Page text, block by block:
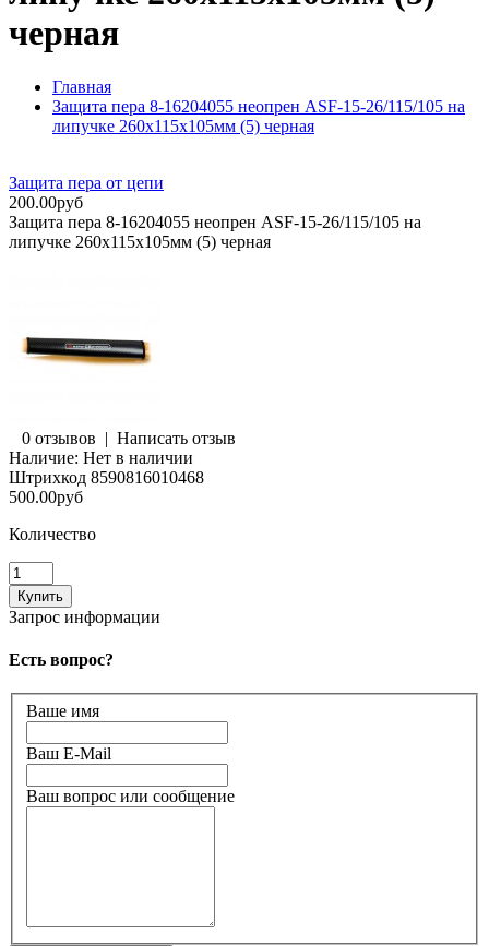
черная
Главная
Защита пера 8-16204055 неопрен ASF-15-26/115/105 на
липучке 260х115х105мм (5) черная
Защита пера от цепи
200.00руб
Защита пера 8-16204055 неопрен ASF-15-26/115/105 на
липучке 260х115х105мм (5) черная
0 отзывов | Написать отзыв
Наличие: Нет в наличии
Штрихкод 8590816010468
500.00руб
Количество
Запрос информации
Есть вопрос?
Ваше имя
Ваш E-Mail
Ваш вопрос или сообщение